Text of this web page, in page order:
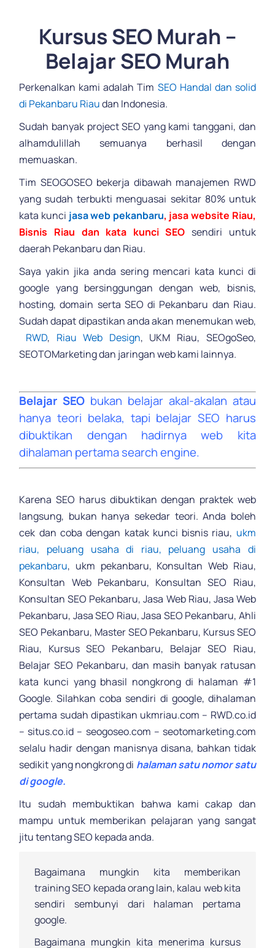
Kursus SEO Murah –
Belajar SEO Murah
Perkenalkan kami adalah Tim SEO Handal dan solid
di Pekanbaru Riaudan Indonesia.
Sudah banyak project SEO yang kami tanggani, dan
alhamdulillah semuanya berhasil dengan
memuaskan.
Tim SEOGOSEO bekerja dibawah manajemen RWD
yang sudah terbukti menguasai sekitar 80% untuk
kata kunci jasa web pekanbaru, jasa website Riau,
Bisnis Riau dan kata kunci SEO sendiri untuk
daerah Pekanbaru dan Riau.
Saya yakin jika anda sering mencari kata kunci di
google yang bersinggungan dengan web, bisnis,
hosting, domain serta SEO di Pekanbaru dan Riau.
Sudah dapat dipastikan anda akan menemukan web,
RWD, Riau Web Design, UKM Riau, SEOgoSeo,
SEOTOMarketing dan jaringan web kami lainnya.
Belajar SEO bukan belajar akal-akalan atau
hanya teori belaka, tapi belajar SEO harus
dibuktikan dengan hadirnya web kita
dihalaman pertama search engine.
Karena SEO harus dibuktikan dengan praktek web
langsung, bukan hanya sekedar teori. Anda boleh
cek dan coba dengan katak kunci bisnis riau, ukm
riau, peluang usaha di riau, peluang usaha di
pekanbaru, ukm pekanbaru, Konsultan Web Riau,
Konsultan Web Pekanbaru, Konsultan SEO Riau,
Konsultan SEO Pekanbaru, Jasa Web Riau, Jasa Web
Pekanbaru, Jasa SEO Riau, Jasa SEO Pekanbaru, Ahli
SEO Pekanbaru, Master SEO Pekanbaru, Kursus SEO
Riau, Kursus SEO Pekanbaru, Belajar SEO Riau,
Belajar SEO Pekanbaru, dan masih banyak ratusan
kata kunci yang bhasil nongkrong di halaman #1
Google. Silahkan coba sendiri di google, dihalaman
pertama sudah dipastikan ukmriau.com – RWD.co.id
– situs.co.id – seogoseo.com – seotomarketing.com
selalu hadir dengan manisnya disana, bahkan tidak
sedikit yang nongkrong di halaman satu nomor satu
di google.
Itu sudah membuktikan bahwa kami cakap dan
mampu untuk memberikan pelajaran yang sangat
jitu tentang SEO kepada anda.
Bagaimana mungkin kita memberikan
training SEO kepada orang lain, kalau web kita
sendiri sembunyi dari halaman pertama
google.
Bagaimana mungkin kita menerima kursus